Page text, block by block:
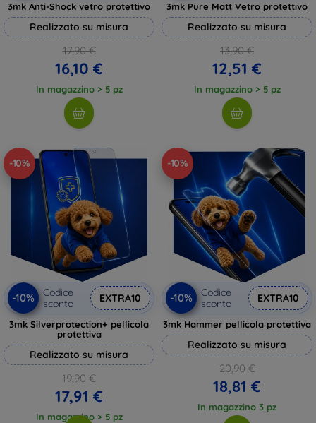
3mk Anti-Shock vetro protettivo
Realizzato su misura
17,90 €
16,10 €
In magazzino > 5 pz
3mk Pure Matt Vetro protettivo
Realizzato su misura
13,90 €
12,51 €
In magazzino > 5 pz
-10%
-10%
Codice
sconto
EXTRA10
3mk Silverprotection+ pellicola
protettiva
Realizzato su misura
19,90 €
17,91 €
In magazzino > 5 pz
-10%
-10%
Codice
sconto
EXTRA10
3mk Hammer pellicola protettiva
Realizzato su misura
20,90 €
18,81 €
In magazzino 3 pz